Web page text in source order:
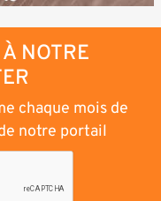
NOTRE
chaque mois de
notre portail